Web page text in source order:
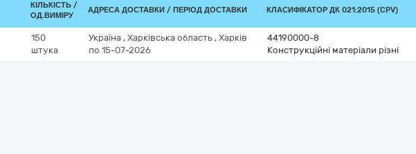
КІЛЬКІСТЬ /
ОД.ВИМІРУ
АДРЕСА ДОСТАВКИ / ПЕРІОД ДОСТАВКИ КЛАСИФІКАТОР ДК 021:2015 (CPV)
150
штука
Україна , Харківська область , Харків
по 15-07-2026
44190000-8
Конструкційні матеріали різні